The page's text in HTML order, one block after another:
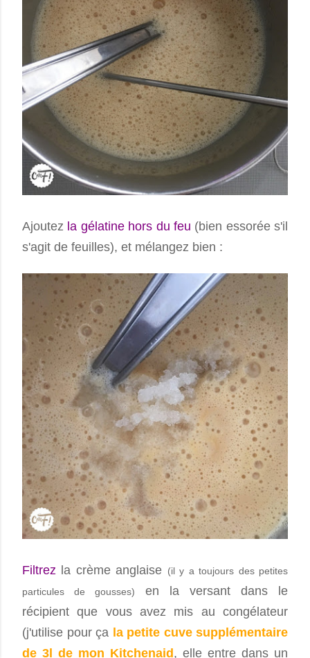
Ajoutez la gélatine hors du feu (bien essorée s'il
s'agit de feuilles), et mélangez bien :
Filtrez la crème anglaise (il y a toujours des petites
particules de gousses)
en la versant dans le
récipient que vous avez mis au congélateur
(j'utilise pour ça la petite cuve supplémentaire
de 3l de mon Kitchenaid , elle entre dans un